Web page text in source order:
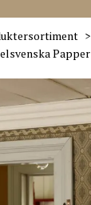
Papper